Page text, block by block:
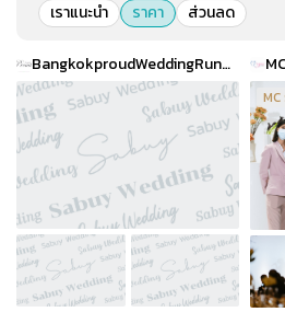
เราแนะนำ
ราคา ส่วนลด
BangkokproudWeddingRunQ & MC